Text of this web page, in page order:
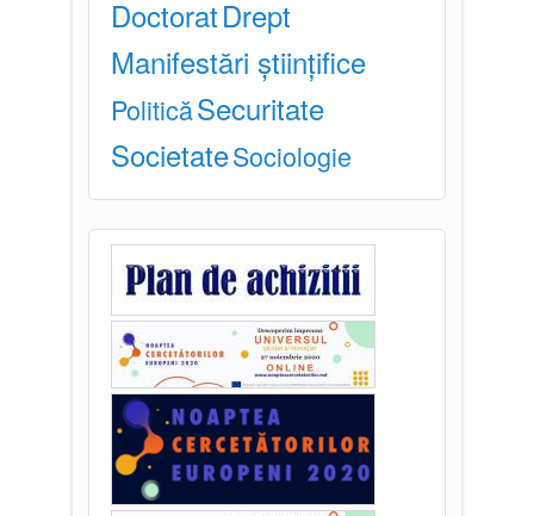
DoctoratDrept
Manifestări științifice
PoliticăSecuritate
SocietateSociologie